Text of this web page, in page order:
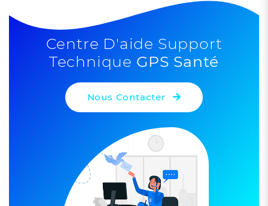
Leaflet| ©OpenStreetMap
Centre D'aide Support
Technique GPS Santé
Nous Contacter